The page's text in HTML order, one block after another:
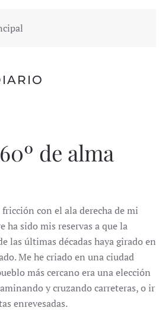
de alma
con el ala derecha de mi
ha sido mis reservas a que la
las últimas décadas haya girado en
Me he criado en una ciudad
más cercano era una elección
y cruzando carreteras, o ir
enrevesadas.